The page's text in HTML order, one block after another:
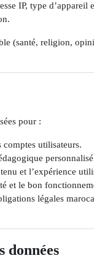
IP, type d’appareil
(santé, religion,
pour :
comptes utilisateurs.
et l’expérience
et le bon
légales
données